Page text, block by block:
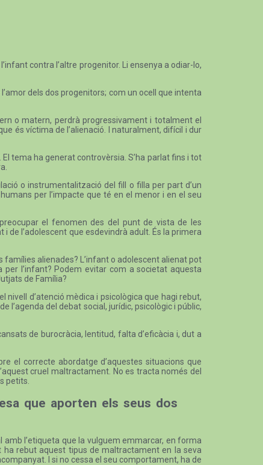
contra l’altre progenitor. Li ensenya a odiar-lo,
dels dos progenitors; com un ocell que intenta
o matern, perdrà progressivament i totalment el
és víctima de l’alienació. I naturalment, difícil i dur
tema ha generat controvèrsia. S’ha parlat fins i tot
o instrumentalització del fill o filla per part d’un
per l’impacte que té en el menor i en el seu
el fenomen des del punt de vista de les
de l’adolescent que esdevindrà adult. És la primera
alienades? L’infant o adolescent alienat pot
per l’infant? Podem evitar com a societat aquesta
de Família?
nivell d’atenció mèdica i psicològica que hagi rebut,
l’agenda del debat social, jurídic, psicològic i públic,
de burocràcia, lentitud, falta d’eficàcia i, dut a
el correcte abordatge d’aquestes situacions que
cruel maltractament. No es tracta només del
petits.
que aporten els seus dos
l’etiqueta que la vulguem emmarcar, en forma
ha rebut aquest tipus de maltractament en la seva
I si no cessa el seu comportament, ha de